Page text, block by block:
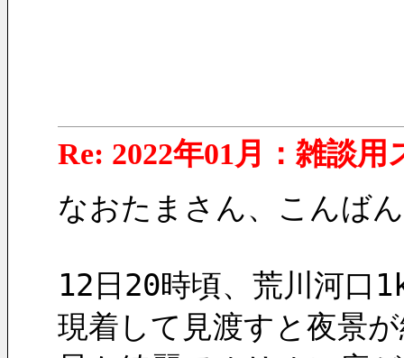
Re: 2022年01月：雑談用
なおたまさん、こんば
12日20時頃、荒川河口
現着して見渡すと夜景